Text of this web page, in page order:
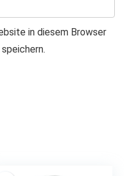
in diesem Browser